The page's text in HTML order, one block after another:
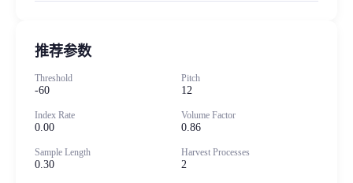
推荐参数
Threshold
-60
Pitch
12
Index Rate
0.00
Volume Factor
0.86
Sample Length
0.30
Harvest Processes
2